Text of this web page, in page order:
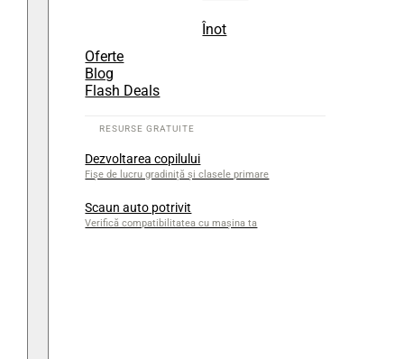
Înot
Oferte
Blog
Flash Deals
Dezvoltarea copilului
Fișe de lucru gradiniță și clasele primare
Scaun auto potrivit
Verifică compatibilitatea cu mașina ta